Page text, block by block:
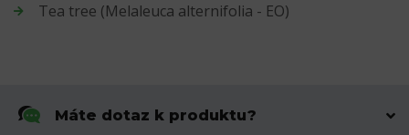
Tea tree (Melaleuca alternifolia - EO)
Máte dotaz k produktu?